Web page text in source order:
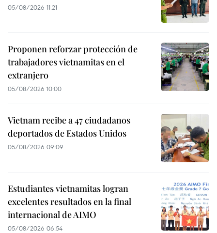
05/08/2026 11:21
Proponen reforzar protección de
trabajadores vietnamitas en el
extranjero
05/08/2026 10:00
Vietnam recibe a 47 ciudadanos
deportados de Estados Unidos
05/08/2026 09:09
Estudiantes vietnamitas logran
excelentes resultados en la final
internacional de AIMO
05/08/2026 06:54